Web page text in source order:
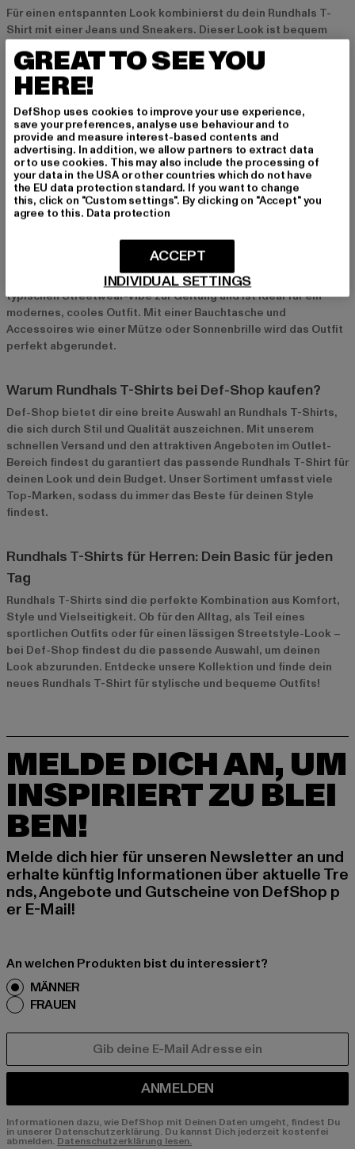
Für einen entspannten Look kombinierst du dein Rundhals T-
Shirt mit einer Jeans und Sneakers. Dieser Look ist bequem
bringst du zusätzlichen Style in dein Outfit.
Sportlicher Style mit Jogginghose und Cap
Ein sportlicher Look gelingt dir mit einer Jogginghose, einem
Rundhals T-Shirt und einer Cap. Dieser Style ist perfekt für alle,
die es gerne lässig und bequem mögen. Mit Sneakers und
sportlichen Accessoires bringst du den Look perfekt zur
Geltung.
Streetstyle mit Cargo-Hose und Boots
Für einen urbanen Streetstyle kombinierst du dein Rundhals T-
Shirt mit einer Cargo-Hose und Boots. Dieser Look bringt den
typischen Streetwear-Vibe zur Geltung und ist ideal für ein
modernes, cooles Outfit. Mit einer Bauchtasche und
Accessoires wie einer Mütze oder Sonnenbrille wird das Outfit
perfekt abgerundet.
Warum Rundhals T-Shirts bei Def-Shop kaufen?
Def-Shop bietet dir eine breite Auswahl an Rundhals T-Shirts,
die sich durch Stil und Qualität auszeichnen. Mit unserem
schnellen Versand und den attraktiven Angeboten im Outlet-
Bereich findest du garantiert das passende Rundhals T-Shirt für
deinen Look und dein Budget. Unser Sortiment umfasst viele
Top-Marken, sodass du immer das Beste für deinen Style
findest.
Rundhals T-Shirts für Herren: Dein Basic für jeden
Tag
Rundhals T-Shirts sind die perfekte Kombination aus Komfort,
Style und Vielseitigkeit. Ob für den Alltag, als Teil eines
sportlichen Outfits oder für einen lässigen Streetstyle-Look –
bei Def-Shop findest du die passende Auswahl, um deinen
Look abzurunden. Entdecke unsere Kollektion und finde dein
neues Rundhals T-Shirt für stylische und bequeme Outfits!
MELDE DICH AN, UM
INSPIRIERT ZU BLEI
BEN!
Melde dich hier für unseren Newsletter an und
erhalte künftig Informationen über aktuelle Tre
nds, Angebote und Gutscheine von DefShop p
er E-Mail!
An welchen Produkten bist du interessiert?
MÄNNER
FRAUEN
ANMELDEN
Informationen dazu, wie DefShop mit Deinen Daten umgeht, findest Du
in unserer Datenschutzerklärung. Du kannst Dich jederzeit kostenfei
abmelden. Datenschutzerklärung lesen.
GREAT TO SEE YOU
HERE!
DefShop uses cookies to improve your use experience,
save your preferences, analyse use behaviour and to
provide and measure interest-based contents and
advertising. In addition, we allow partners to extract data
or to use cookies. This may also include the processing of
your data in the USA or other countries which do not have
the EU data protection standard. If you want to change
this, click on "Custom settings". By clicking on "Accept" you
agree to this. Data protection
INDIVIDUAL SETTINGS
ACCEPT